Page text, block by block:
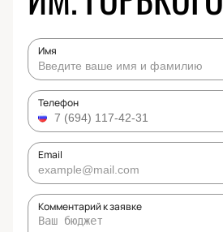
Имя
Телефон
Email
Комментарий к заявке